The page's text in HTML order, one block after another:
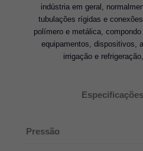
indústria em geral,
tubulações rígidas e
polímero e metálica,
equipamentos, dispositivos,
irrigação e
Pressão